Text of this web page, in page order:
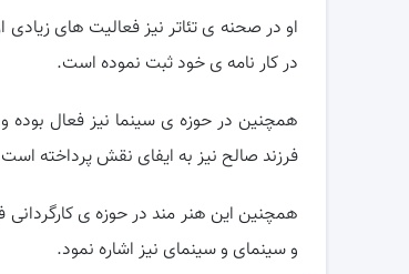
او در صحنه ی تئاتر نیز فعالیت های
در کار نامه ی خود ثبت نموده است.
همچنین در حوزه ی سینما نیز فعال
فرزند صالح نیز به ایفای نقش پرداخته
همچنین این هنر مند در حوزه ی
و سینمای و سینمای نیز اشاره نمود.